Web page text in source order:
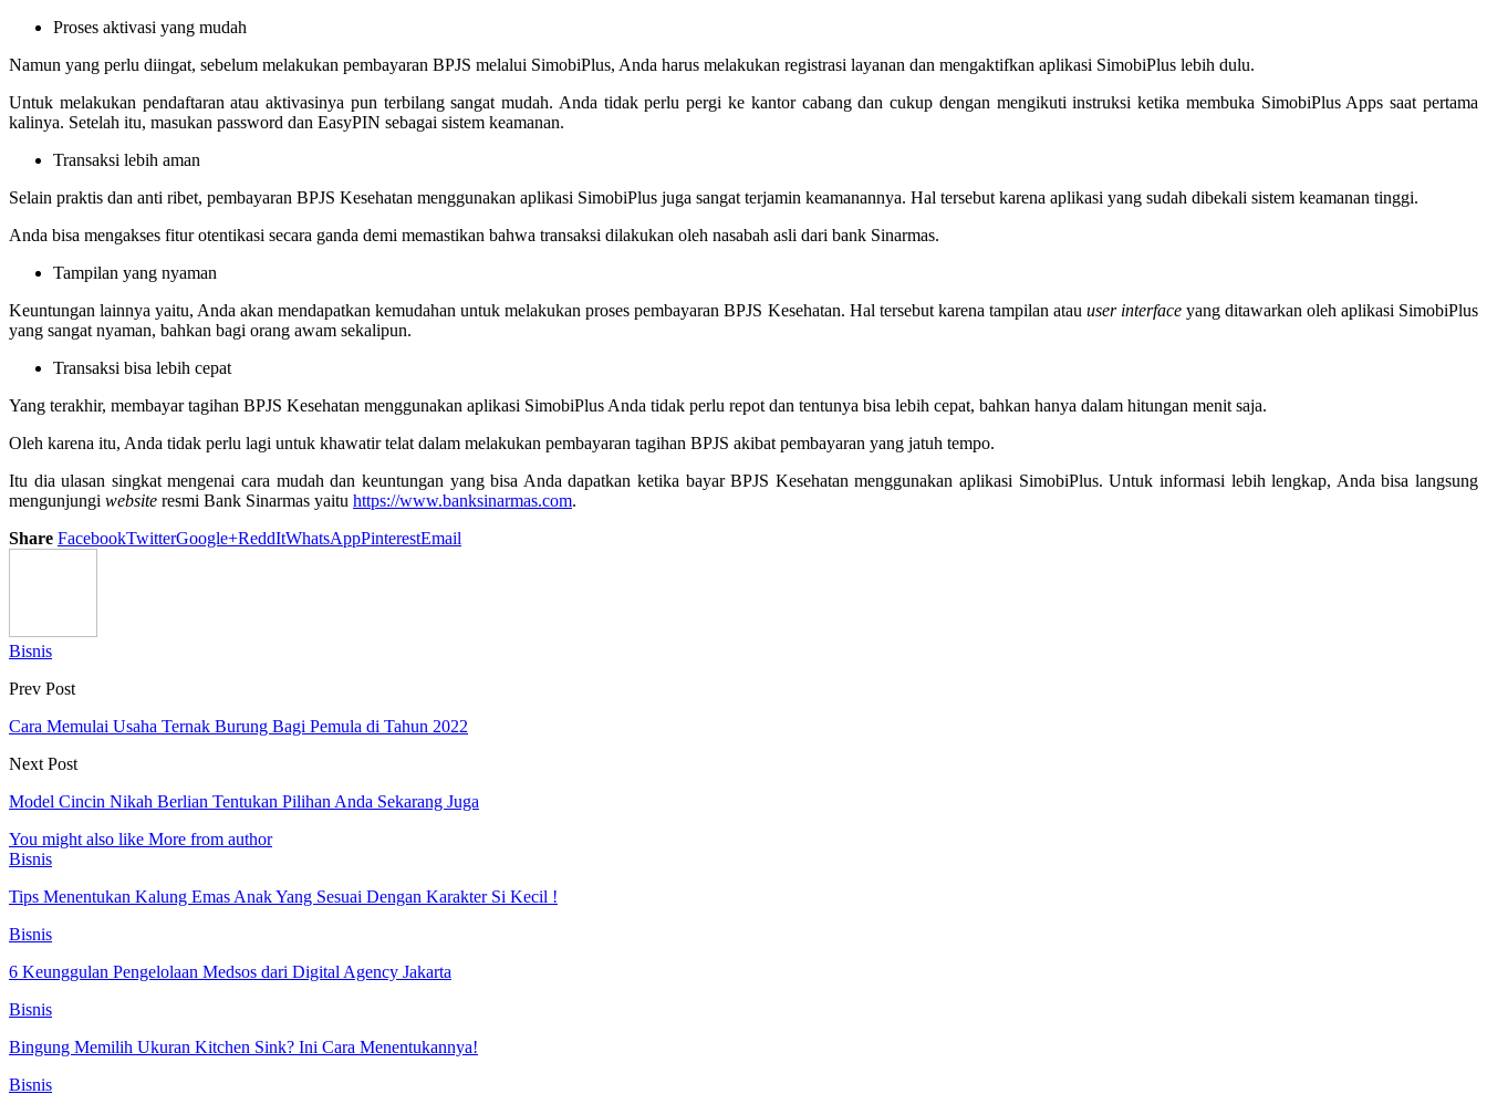
Proses aktivasi yang mudah
Namun yang perlu diingat, sebelum melakukan pembayaran BPJS melalui SimobiPlus, Anda harus melakukan registrasi layanan dan mengaktifkan aplikasi SimobiPlus lebih dulu.
Untuk melakukan pendaftaran atau aktivasinya pun terbilang sangat mudah. Anda tidak perlu pergi ke kantor cabang dan cukup dengan mengikuti instruksi ketika membuka SimobiPlus Apps saat pertama
kalinya. Setelah itu, masukan password dan EasyPIN sebagai sistem keamanan.
Transaksi lebih aman
Selain praktis dan anti ribet, pembayaran BPJS Kesehatan menggunakan aplikasi SimobiPlus juga sangat terjamin keamanannya. Hal tersebut karena aplikasi yang sudah dibekali sistem keamanan tinggi.
Anda bisa mengakses fitur otentikasi secara ganda demi memastikan bahwa transaksi dilakukan oleh nasabah asli dari bank Sinarmas.
Tampilan yang nyaman
Keuntungan lainnya yaitu, Anda akan mendapatkan kemudahan untuk melakukan proses pembayaran BPJS Kesehatan. Hal tersebut karena tampilan atau user interfaceyang ditawarkan oleh aplikasi SimobiPlus
yang sangat nyaman, bahkan bagi orang awam sekalipun.
Transaksi bisa lebih cepat
Yang terakhir, membayar tagihan BPJS Kesehatan menggunakan aplikasi SimobiPlus Anda tidak perlu repot dan tentunya bisa lebih cepat, bahkan hanya dalam hitungan menit saja.
Oleh karena itu, Anda tidak perlu lagi untuk khawatir telat dalam melakukan pembayaran tagihan BPJS akibat pembayaran yang jatuh tempo.
Itu dia ulasan singkat mengenai cara mudah dan keuntungan yang bisa Anda dapatkan ketika bayar BPJS Kesehatan menggunakan aplikasi SimobiPlus. Untuk informasi lebih lengkap, Anda bisa langsung
mengunjungi website resmi Bank Sinarmas yaitu https://www.banksinarmas.com.
Share FacebookTwitterGoogle+ReddItWhatsAppPinterestEmail
Bisnis
Prev Post
Cara Memulai Usaha Ternak Burung Bagi Pemula di Tahun 2022
Next Post
Model Cincin Nikah Berlian Tentukan Pilihan Anda Sekarang Juga
You might also like More from author
Bisnis
Tips Menentukan Kalung Emas Anak Yang Sesuai Dengan Karakter Si Kecil !
Bisnis
6 Keunggulan Pengelolaan Medsos dari Digital Agency Jakarta
Bisnis
Bingung Memilih Ukuran Kitchen Sink? Ini Cara Menentukannya!
Bisnis